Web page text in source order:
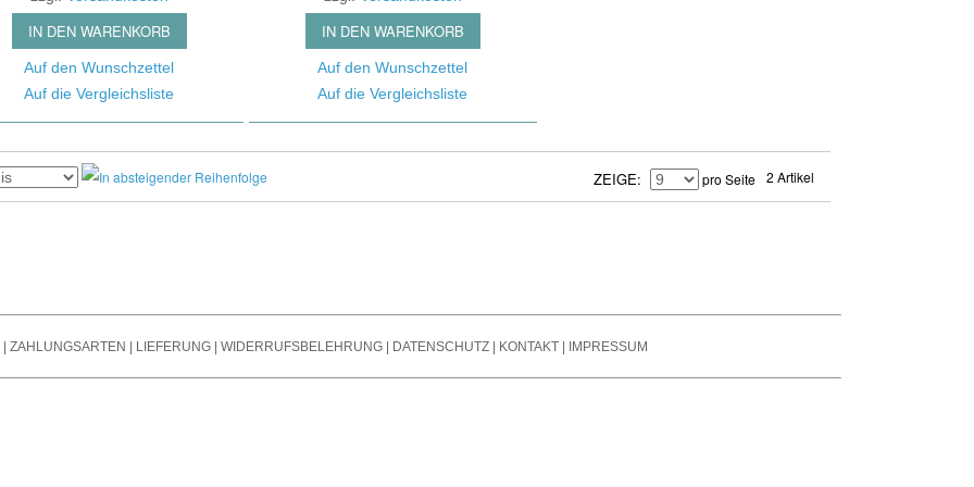
Steckfelder / Patchbays
Taktgeber / Wordclocks
Splitter
Other Signal Prozessors
Summier- / Line - Mixer
Bändchen Mikrofone
Mikrofone Mit Tauchspule
Mikrofon Zubehör
IN DEN WARENKORB
Auf den Wunschzettel
Auf die Vergleichsliste
IN DEN WARENKORB
Auf den Wunschzettel
Auf die Vergleichsliste
2 Artikel
ZEIGE pro Seite
| ZAHLUNGSARTEN LIEFERUNG| WIDERRUFSBELEHRUNG| DATENSCHUTZ| KONTAKT| IMPRESSUM